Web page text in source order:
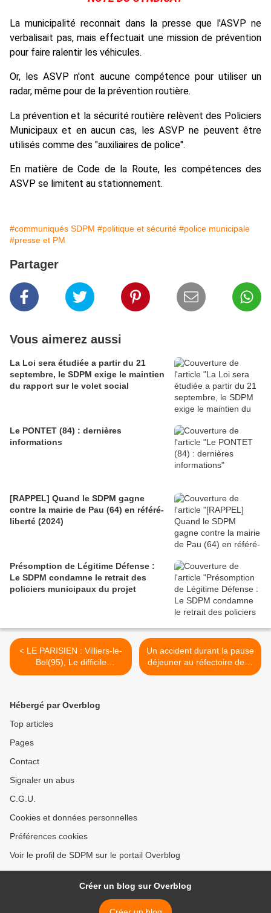
La municipalité reconnait dans la presse que l'ASVP ne
verbalisait pas, mais effectuait une mission de prévention
pour faire ralentir les véhicules.
Or, les ASVP n'ont aucune compétence pour utiliser un
radar, même pour de la prévention routière.
La prévention et la sécurité routière relèvent des Policiers
Municipaux et en aucun cas, les ASVP ne peuvent être
utilisés comme des "auxiliaires de police".
En matière de Code de la Route, les compétences des
ASVP se limitent au stationnement.
#communiqués SDPM #politique et sécurité #police municipale
#presse et PM
Partager
Vous aimerez aussi
La Loi sera étudiée a partir du 21
septembre, le SDPM exige le maintien
du rapport sur le volet social
Le PONTET (84) : dernières
informations
[RAPPEL] Quand le SDPM gagne
contre la mairie de Pau (64) en référé-
liberté (2024)
Présomption de Légitime Défense :
Le SDPM condamne le retrait des
policiers municipaux du projet
< LE PARISIEN : Villiers-le-
Bel(95), Le difficile
recrutement des policiers
Un accident durant la pause
déjeuner au réfectoire de la
cantine, est-il un accident
Hébergé par Overblog
Top articles
Pages
Contact
Signaler un abus
C.G.U.
Cookies et données personnelles
Préférences cookies
Voir le profil de SDPM sur le portail Overblog
Créer un blog sur Overblog